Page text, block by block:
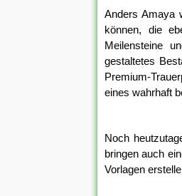
Anders Amaya
können, die
Meilensteine
gestaltetes
Premium-
eines wahrhaft
Noch
bringen auch
Vorlagen